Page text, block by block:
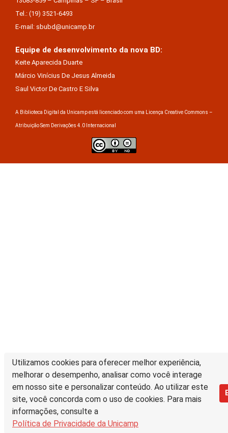
Utilizamos cookies para oferecer melhor experiência,
melhorar o desempenho, analisar como você interage
em nosso site e personalizar conteúdo. Ao utilizar este
site, você concorda com o uso de cookies. Para mais
informações, consulte a
Política de Privacidade da Unicamp
Tel.: (19) 3521-6493
E-mail: sbubd@unicamp.br
Equipe de desenvolvimento da nova BD:
Keite Aparecida Duarte
Márcio Vinícius De Jesus Almeida
Saul Victor De Castro E Silva
A Biblioteca Digital da Unicamp está licenciado com uma Licença Creative Commons –
Atribuição Sem Derivações 4.0 Internacional